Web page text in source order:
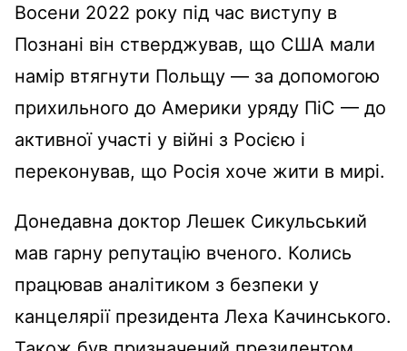
Восени 2022 року під час виступу в
Познані він стверджував, що США мали
намір втягнути Польщу — за допомогою
прихильного до Америки уряду ПіС — до
активної участі у війні з Росією і
переконував, що Росія хоче жити в мирі.
Донедавна доктор Лешек Сикульський
мав гарну репутацію вченого. Колись
працював аналітиком з безпеки у
канцелярії президента Леха Качинського.